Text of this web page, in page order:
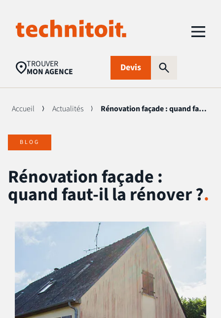
TROUVER
MON AGENCE Devis
Recherches populaires
Isolation
Traitement
d’humidité
FAQ
Accueil Actualités Rénovation façade : quand faut-il la rénover ?
BLOG
Rénovation façade :
quand faut-il la rénover ?.